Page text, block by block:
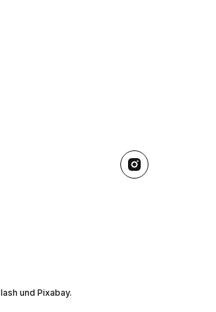
und Pixabay.